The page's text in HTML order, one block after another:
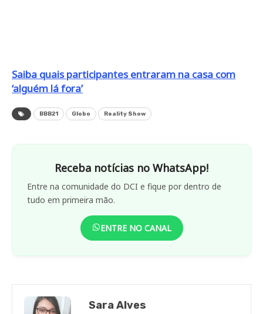
Saiba quais participantes entraram na casa com
‘alguém lá fora’
BBB21 Globo Reality Show
Receba notícias no WhatsApp!
Entre na comunidade do DCI e fique por dentro de
tudo em primeira mão.
ENTRE NO CANAL
Sara Alves